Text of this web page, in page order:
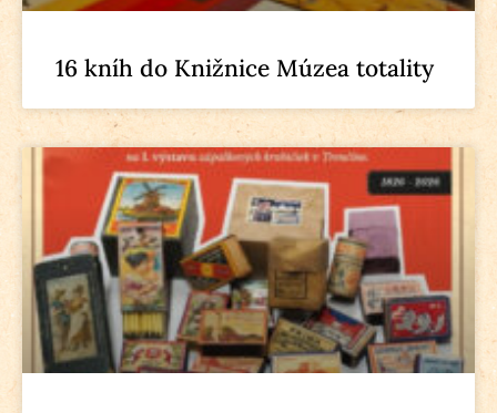
16 kníh do Knižnice Múzea totality